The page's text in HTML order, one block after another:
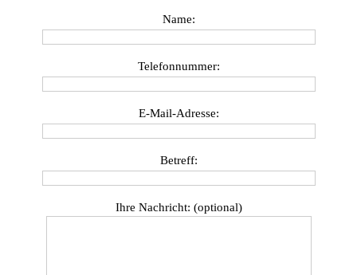
Name:
Telefonnummer:
E-Mail-Adresse:
Betreff:
Ihre Nachricht: (optional)